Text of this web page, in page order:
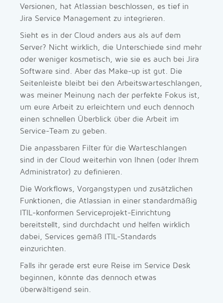
Versionen, hat Atlassian beschlossen, es tief in
Jira Service Management zu integrieren.
Sieht es in der Cloud anders aus als auf dem
Server? Nicht wirklich, die Unterschiede sind mehr
oder weniger kosmetisch, wie sie es auch bei Jira
Software sind. Aber das Make-up ist gut. Die
Seitenleiste bleibt bei den Arbeitswarteschlangen,
was meiner Meinung nach der perfekte Fokus ist,
um eure Arbeit zu erleichtern und euch dennoch
einen schnellen Überblick über die Arbeit im
Service-Team zu geben.
Die anpassbaren Filter für die Warteschlangen
sind in der Cloud weiterhin von Ihnen (oder Ihrem
Administrator) zu definieren.
Die Workflows, Vorgangstypen und zusätzlichen
Funktionen, die Atlassian in einer standardmäßig
ITIL-konformen Serviceprojekt-Einrichtung
bereitstellt, sind durchdacht und helfen wirklich
dabei, Services gemäß ITIL-Standards
einzurichten.
Falls ihr gerade erst eure Reise im Service Desk
beginnen, könnte das dennoch etwas
überwältigend sein.